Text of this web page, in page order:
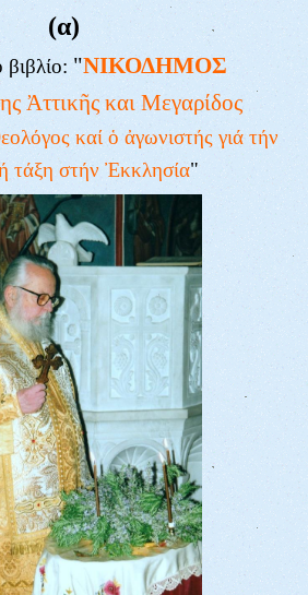
(α)
"ΝΙΚΟΔΗΜΟΣ
Ἀττικῆς και Μεγαρίδος
καί ὁ ἀγωνιστής γιά τήν
τάξη στήν Ἐκκλησία"